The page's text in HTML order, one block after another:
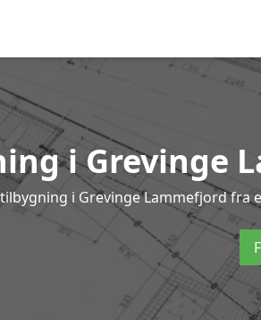
i Grevinge
i Grevinge Lammefjord